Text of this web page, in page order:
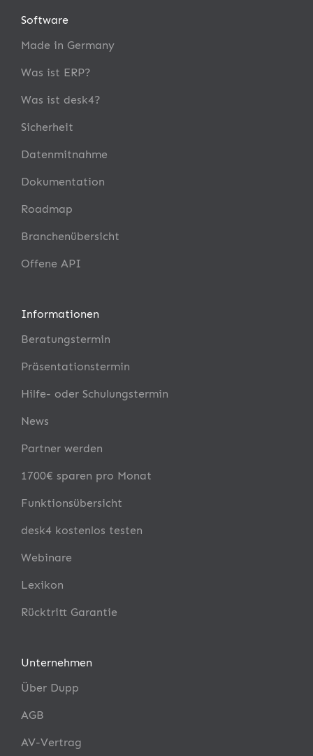
Software
Made in Germany
Was ist ERP?
Was ist desk4?
Sicherheit
Datenmitnahme
Dokumentation
Roadmap
Branchenübersicht
Offene API
Informationen
Beratungstermin
Präsentationstermin
Hilfe- oder Schulungstermin
News
Partner werden
1700€ sparen pro Monat
Funktionsübersicht
desk4 kostenlos testen
Webinare
Lexikon
Rücktritt Garantie
Unternehmen
Über Dupp
AGB
AV-Vertrag